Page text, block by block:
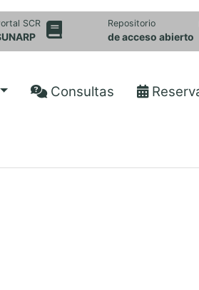
SCR Repositorio
de acceso abierto
Consultas